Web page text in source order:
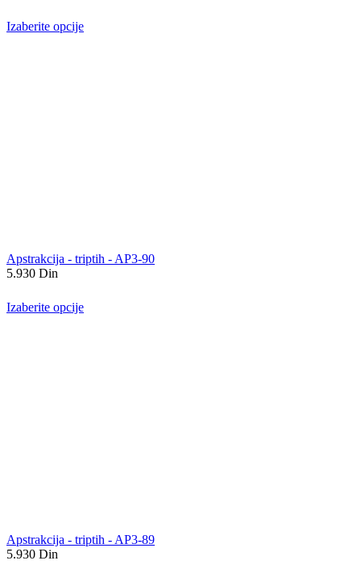
Izaberite opcije
Apstrakcija - triptih - AP3-90
5.930 Din
Izaberite opcije
Apstrakcija - triptih - AP3-89
5.930 Din